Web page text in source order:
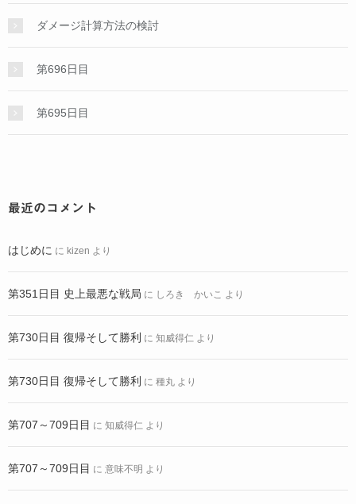
ダメージ計算方法の検討
第696日目
第695日目
最近のコメント
はじめに に kizen より
第351日目 史上最悪な戦局 に しろき かいこ より
第730日目 復帰そして勝利 に 知威得仁 より
第730日目 復帰そして勝利 に 種丸 より
第707～709日目 に 知威得仁 より
第707～709日目 に 意味不明 より